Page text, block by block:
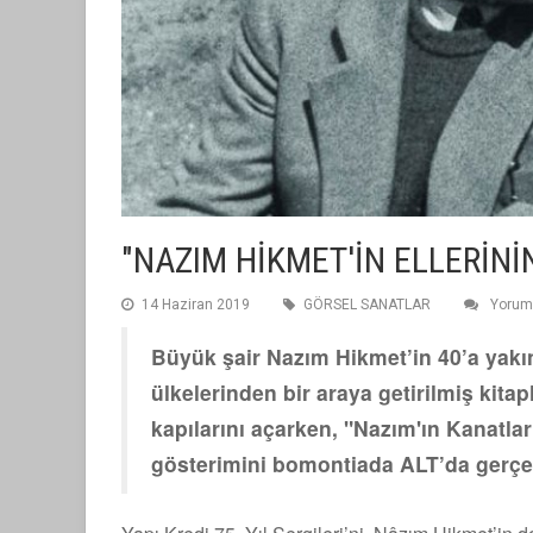
"NAZIM HİKMET'İN
14 Haziran 2019 GÖRSEL SANATLAR Yorum
Büyük şair Nazım Hikmet’in 40’a
ülkelerinden bir araya getirilmiş
kapılarını açarken, "Nazım'ın
gösterimini bomontiada ALT’da